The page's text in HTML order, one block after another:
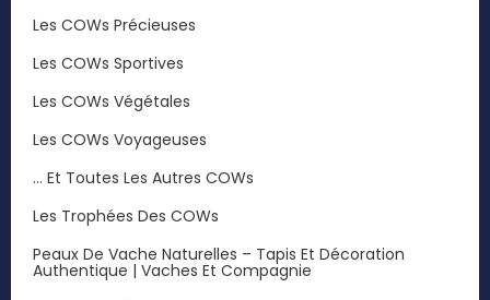
Les COWs Précieuses
Les COWs Sportives
Les COWs Végétales
Les COWs Voyageuses
… Et Toutes Les Autres COWs
Les Trophées Des COWs
Peaux De Vache Naturelles – Tapis Et Décoration
Authentique | Vaches Et Compagnie